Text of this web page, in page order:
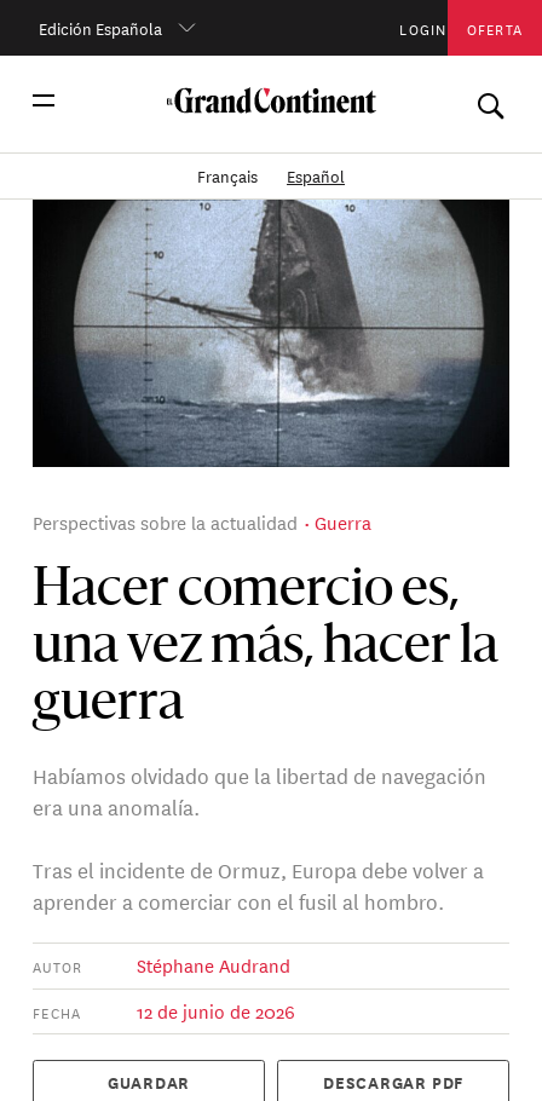
Edición Española LOGIN OFERTA
Français Español
Hacer comercio es,
una vez más, hacer la
guerra
Perspectivas sobre la actualidad Guerra
Habíamos olvidado que la libertad de navegación
era una anomalía.
Tras el incidente de Ormuz, Europa debe volver a
aprender a comerciar con el fusil al hombro.
AUTOR Stéphane Audrand
FECHA 12 de junio de 2026
GUARDAR DESCARGAR PDF